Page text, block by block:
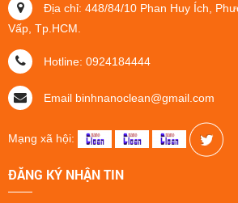
Địa chỉ: 448/84/10 Phan Huy Ích,
Vấp, Tp.HCM.
Hotline: 0924184444
Email binhnanoclean@gmail.com
Mạng xã hội:
ĐĂNG KÝ NHẬN TIN